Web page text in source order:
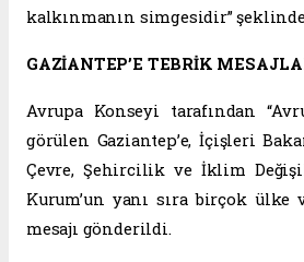
kalkınmanın simgesidir”
GAZİANTEP’E TEBRİK
Avrupa Konseyi tarafından
görülen Gaziantep’e, İçişleri
Çevre, Şehircilik ve İklim
Kurum’un yanı sıra birçok
mesajı gönderildi.